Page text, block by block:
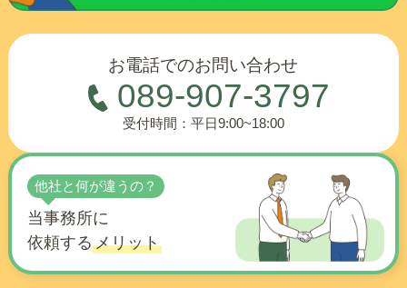
お電話でのお問い合わせ
089-907-3797
受付時間：平日9:00~18:00
他社と何が違うの？
当事務所に
依頼するメリット